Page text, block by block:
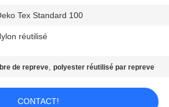
Tex Standard 100
réutilisé
de repreve,polyester réutilisé par repreve
CONTACT!